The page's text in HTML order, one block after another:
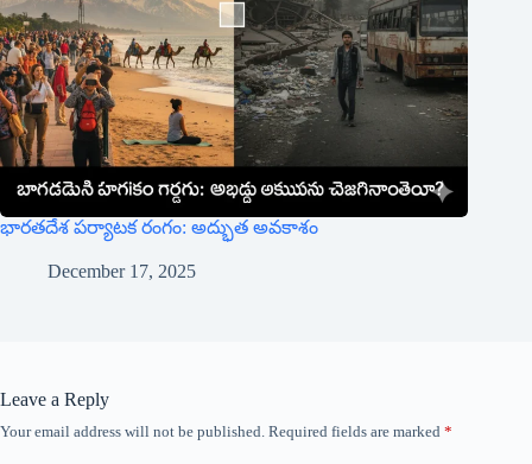
​భారతదేశ పర్యాటక రంగం: అద్భుత అవకాశం
December 17, 2025
Leave a Reply
Your email address will not be published. Required fields are marked *